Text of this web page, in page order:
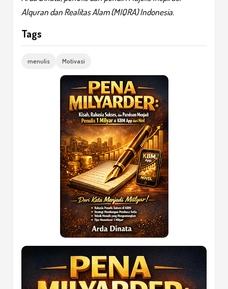
Alquran dan Realitas Alam (MIQRA) Indonesia.
Tags
menulis Motivasi